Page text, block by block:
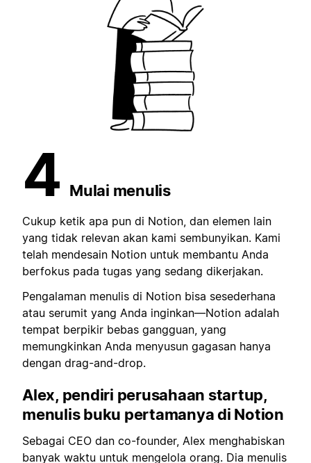
4 Mulai menulis
Cukup ketik apa pun di Notion, dan elemen lain
yang tidak relevan akan kami sembunyikan. Kami
telah mendesain Notion untuk membantu Anda
berfokus pada tugas yang sedang dikerjakan.
Pengalaman menulis di Notion bisa sesederhana
atau serumit yang Anda inginkan—Notion adalah
tempat berpikir bebas gangguan, yang
memungkinkan Anda menyusun gagasan hanya
dengan drag-and-drop.
Alex, pendiri perusahaan startup,
menulisbuku pertamanya di Notion
Sebagai CEO dan co-founder, Alex menghabiskan
banyak waktu untuk mengelola orang. Dia menulis